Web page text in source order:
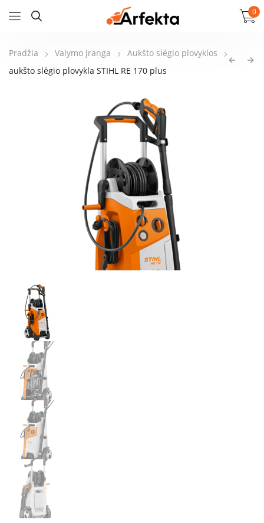
0
Pradžia Valymo įranga
Aukšto slėgio plovyklos
aukšto slėgio plovykla STIHL RE 170 plus